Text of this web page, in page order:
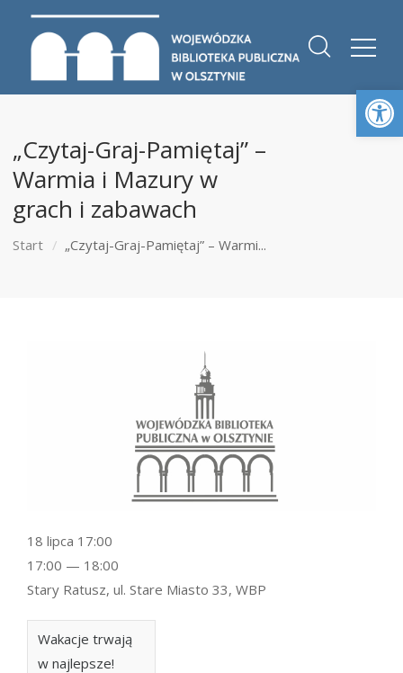
„Czytaj-Graj-Pamiętaj” –
Warmia i Mazury w
grach i zabawach
Start „Czytaj-Graj-Pamiętaj” – Warmi...
Wakacje trwają
w najlepsze!
18 lipca 17:00
17:00 — 18:00
Stary Ratusz, ul. Stare Miasto 33, WBP